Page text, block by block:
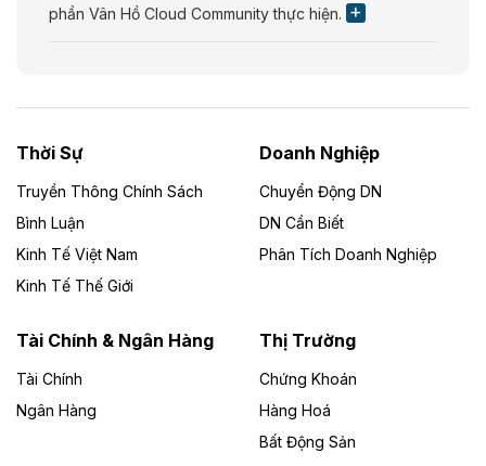
phần Vân Hồ Cloud Community thực hiện.
Dự án Nhà máy xử lý rác và phát điện Bắc Giang do
Công ty TNHH Năng lượng môi trường Bắc Giang làm
Theo vietnamfinance.vn
Đức Long Gia Lai mở rộng ‘hệ sinh thái’
Lai
Bốn doanh nghiệp có sự góp vốn của Công ty Cổ
phần Tập đoàn Đức Long Gia Lai (HoSE: DLG) được
Gia Lai với tổng vốn hơn 4.750 tỷ đồng.
Thời Sự
Truyền Thông Chính Sách
Bình Luận
Kinh Tế Việt Nam
Kinh Tế Thế Giới
Doanh Nghiệp
Chuyển Động DN
DN Cần Biết
Phân Tích Doanh Nghiệp
Tài Chính & Ngân Hàng
Tài Chính
Ngân Hàng
Thị Trường
Chứng Khoán
Hàng Hoá
Bất Động Sản